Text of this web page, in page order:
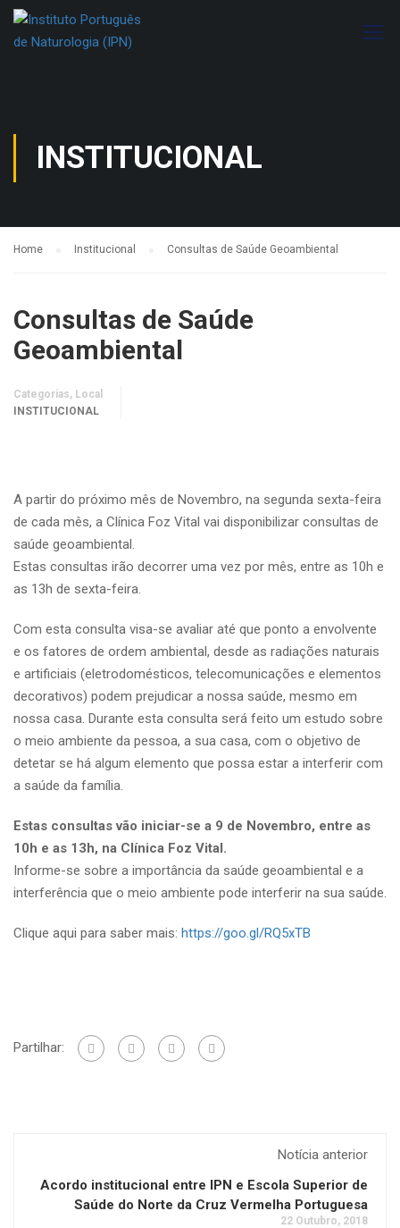
INSTITUCIONAL
Home Institucional Consultas de Saúde Geoambiental
Consultas de Saúde
Geoambiental
Categorias, Local
INSTITUCIONAL
A partir do próximo mês de Novembro, na segunda sexta-feira
de cada mês, a Clínica Foz Vital vai disponibilizar consultas de
saúde geoambiental.
Estas consultas irão decorrer uma vez por mês, entre as 10h e
as 13h de sexta-feira.
Com esta consulta visa-se avaliar até que ponto a envolvente
e os fatores de ordem ambiental, desde as radiações naturais
e artificiais (eletrodomésticos, telecomunicações e elementos
decorativos) podem prejudicar a nossa saúde, mesmo em
nossa casa. Durante esta consulta será feito um estudo sobre
o meio ambiente da pessoa, a sua casa, com o objetivo de
detetar se há algum elemento que possa estar a interferir com
a saúde da família.
Estas consultas vão iniciar-se a 9 de Novembro, entre as
10h e as 13h, na Clínica Foz Vital.
Informe-se sobre a importância da saúde geoambiental e a
interferência que o meio ambiente pode interferir na sua saúde.
Clique aqui para saber mais: https://goo.gl/RQ5xTB
Partilhar:
Notícia anterior
Acordo institucional entre IPN e Escola Superior de
Saúde do Norte da Cruz Vermelha Portuguesa
22 Outubro, 2018